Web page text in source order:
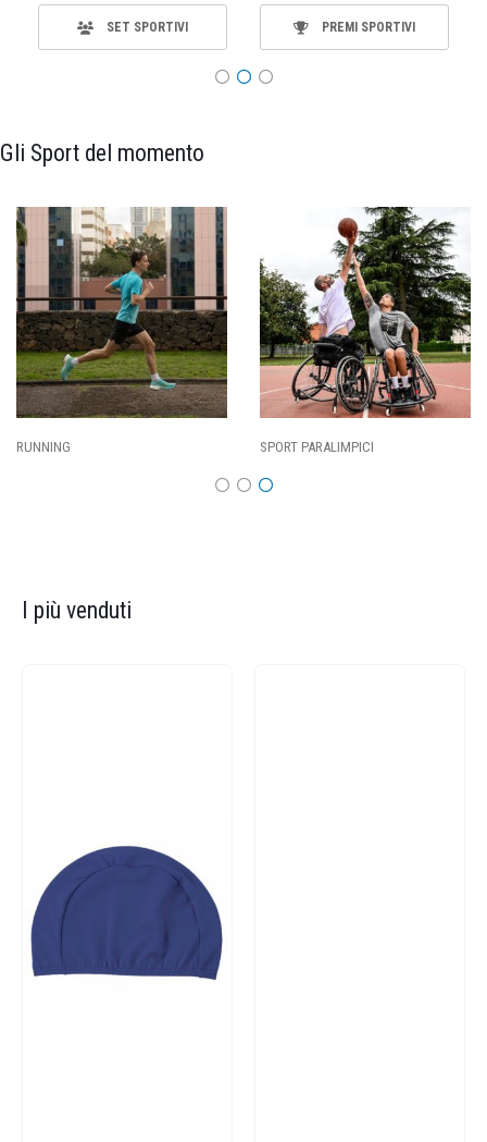
SET SPORTIVI PREMI SPORTIVI
Gli Sport del momento
SPORT PARALIMPICI
I più venduti